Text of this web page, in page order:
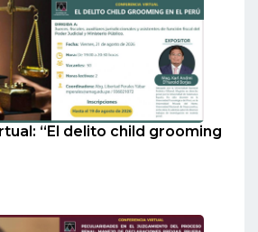
“El delito child grooming